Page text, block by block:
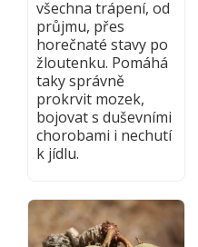
všechna trápení, od
průjmu, přes
horečnaté stavy po
žloutenku. Pomáhá
taky správně
prokrvit mozek,
bojovat s duševními
chorobami i nechutí
k jídlu.